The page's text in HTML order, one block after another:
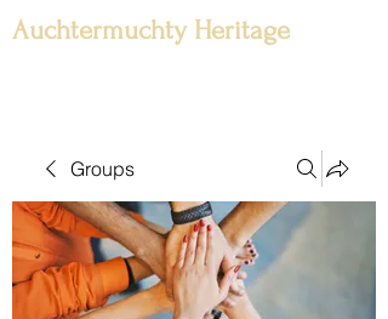
Auchtermuchty Heritage
Groups